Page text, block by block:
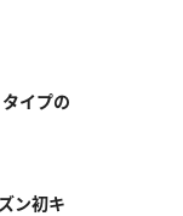
イプの
ン初キ